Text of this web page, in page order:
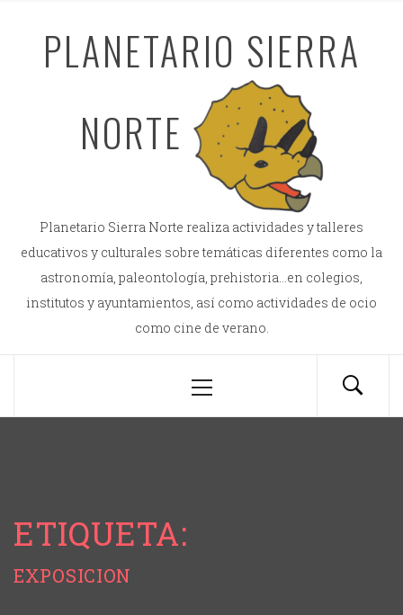
PLANETARIO SIERRA
NORTE
Planetario Sierra Norte realiza actividades y talleres
educativos y culturales sobre temáticas diferentes como la
astronomía, paleontología, prehistoria…en colegios,
institutos y ayuntamientos, así como actividades de ocio
como cine de verano.
principal
ETIQUETA:
EXPOSICION